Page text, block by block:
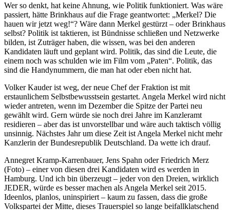
Wer so denkt, hat keine Ahnung, wie Politik funktioniert. Was wäre
passiert, hätte Brinkhaus auf die Frage geantwortet: „Merkel? Die
hauen wir jetzt weg!“? Wäre dann Merkel gestürzt – oder Brinkhaus
selbst? Politik ist taktieren, ist Bündnisse schließen und Netzwerke
bilden, ist Zuträger haben, die wissen, was bei den anderen
Kandidaten läuft und geplant wird. Politik, das sind die Leute, die
einem noch was schulden wie im Film vom „Paten“. Politik, das
sind die Handynummern, die man hat oder eben nicht hat.
Volker Kauder ist weg, der neue Chef der Fraktion ist mit
erstaunlichem Selbstbewusstsein gestartet. Angela Merkel wird nicht
wieder antreten, wenn im Dezember die Spitze der Partei neu
gewählt wird. Gern würde sie noch drei Jahre im Kanzleramt
residieren – aber das ist unvorstellbar und wäre auch taktisch völlig
unsinnig. Nächstes Jahr um diese Zeit ist Angela Merkel nicht mehr
Kanzlerin der Bundesrepublik Deutschland. Da wette ich drauf.
Annegret Kramp-Karrenbauer, Jens Spahn oder Friedrich Merz
(Foto) – einer von diesen drei Kandidaten wird es werden in
Hamburg. Und ich bin überzeugt – jeder von den Dreien, wirklich
JEDER, würde es besser machen als Angela Merkel seit 2015.
Ideenlos, planlos, uninspiriert – kaum zu fassen, dass die große
Volkspartei der Mitte, dieses Trauerspiel so lange beifallklatschend